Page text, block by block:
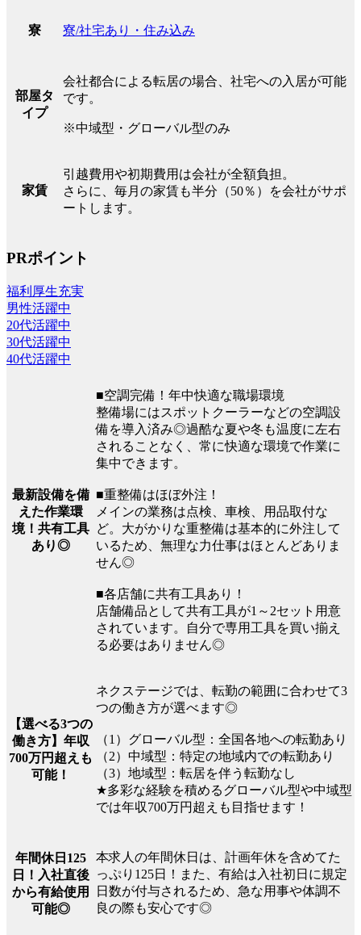
寮 寮/社宅あり・住み込み
部屋タ
イプ
会社都合による転居の場合、社宅への入居が可能
です。
※中域型・グローバル型のみ
家賃
引越費用や初期費用は会社が全額負担。
さらに、毎月の家賃も半分（50％）を会社がサポ
ートします。
PRポイント
福利厚生充実
男性活躍中
20代活躍中
30代活躍中
40代活躍中
最新設備を備
えた作業環
境！共有工具
あり◎
■空調完備！年中快適な職場環境
整備場にはスポットクーラーなどの空調設
備を導入済み◎過酷な夏や冬も温度に左右
されることなく、常に快適な環境で作業に
集中できます。
■重整備はほぼ外注！
メインの業務は点検、車検、用品取付な
ど。大がかりな重整備は基本的に外注して
いるため、無理な力仕事はほとんどありま
せん◎
■各店舗に共有工具あり！
店舗備品として共有工具が1～2セット用意
されています。自分で専用工具を買い揃え
る必要はありません◎
【選べる3つの
働き方】年収
700万円超えも
可能！
ネクステージでは、転勤の範囲に合わせて3
つの働き方が選べます◎
（1）グローバル型：全国各地への転勤あり
（2）中域型：特定の地域内での転勤あり
（3）地域型：転居を伴う転勤なし
★多彩な経験を積めるグローバル型や中域型
では年収700万円超えも目指せます！
年間休日125
日！入社直後
から有給使用
可能◎
本求人の年間休日は、計画年休を含めてた
っぷり125日！また、有給は入社初日に規定
日数が付与されるため、急な用事や体調不
良の際も安心です◎